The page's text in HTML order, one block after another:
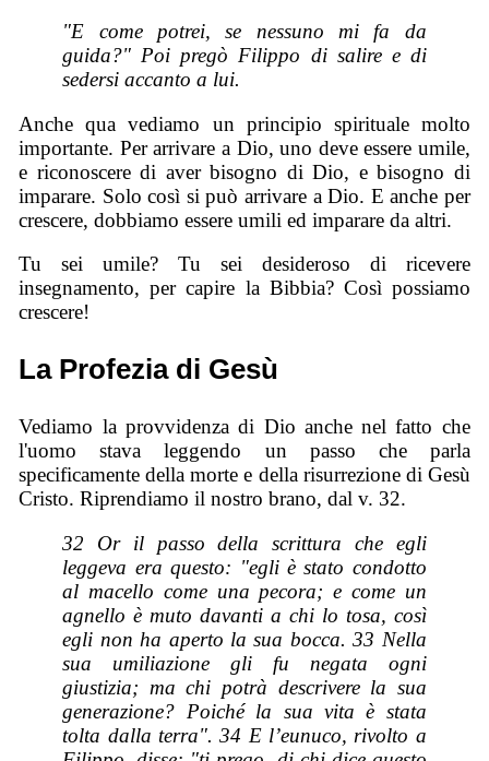
"E come potrei, se nessuno mi fa da
guida?" Poi pregò Filippo di salire e di
sedersi accanto a lui.
Anche qua vediamo un principio spirituale molto
importante. Per arrivare a Dio, uno deve essere umile,
e riconoscere di aver bisogno di Dio, e bisogno di
imparare. Solo così si può arrivare a Dio. E anche per
crescere, dobbiamo essere umili ed imparare da altri.
Tu sei umile? Tu sei desideroso di ricevere
insegnamento, per capire la Bibbia? Così possiamo
crescere!
La Profezia di Gesù
Vediamo la provvidenza di Dio anche nel fatto che
l'uomo stava leggendo un passo che parla
specificamente della morte e della risurrezione di Gesù
Cristo. Riprendiamo il nostro brano, dal v. 32.
32 Or il passo della scrittura che egli
leggeva era questo: "egli è stato condotto
al macello come una pecora; e come un
agnello è muto davanti a chi lo tosa, così
egli non ha aperto la sua bocca. 33 Nella
sua umiliazione gli fu negata ogni
giustizia; ma chi potrà descrivere la sua
generazione? Poiché la sua vita è stata
tolta dalla terra". 34 E l’eunuco, rivolto a